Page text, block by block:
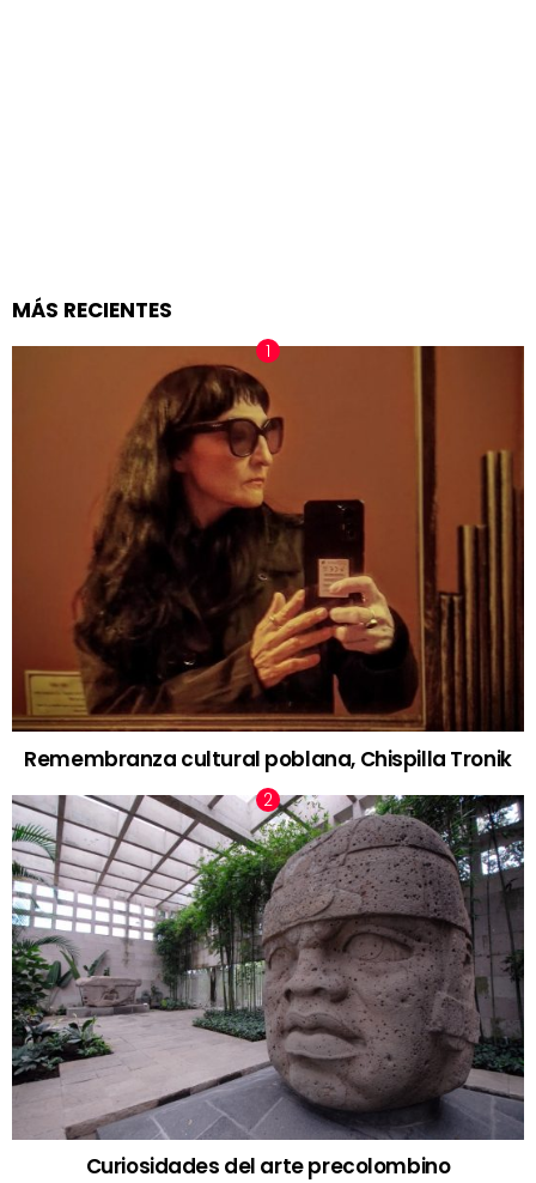
MÁS RECIENTES
Remembranza cultural poblana, Chispilla Tronik
Curiosidades del arte precolombino